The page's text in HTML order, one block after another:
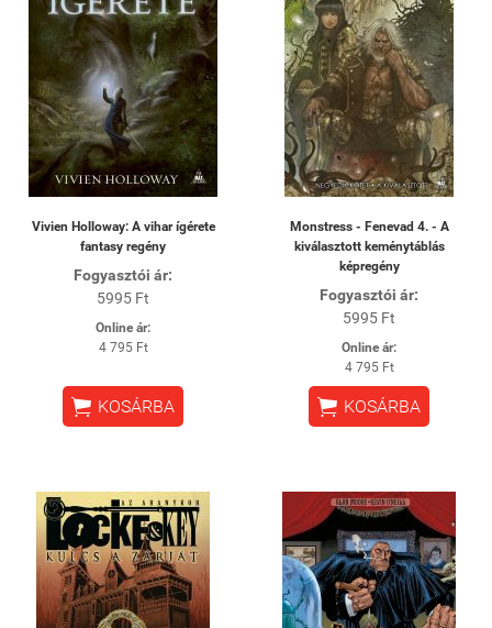
Vivien Holloway: A vihar ígérete
fantasy regény
Fogyasztói ár:
5995 Ft
Online ár:
4 795 Ft
 KOSÁRBA
Monstress - Fenevad 4. - A
kiválasztott keménytáblás
képregény
Fogyasztói ár:
5995 Ft
Online ár:
4 795 Ft
 KOSÁRBA